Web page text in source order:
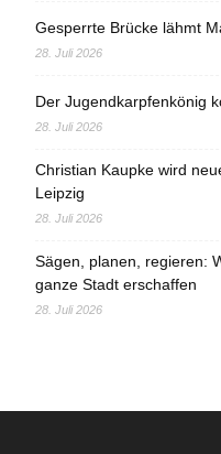
Gesperrte Brücke lähmt
28. Juli 2026
Der Jugendkarpfenkönig
28. Juli 2026
Christian Kaupke wird
Leipzig
28. Juli 2026
Sägen, planen, regieren:
ganze Stadt erschaffen
28. Juli 2026